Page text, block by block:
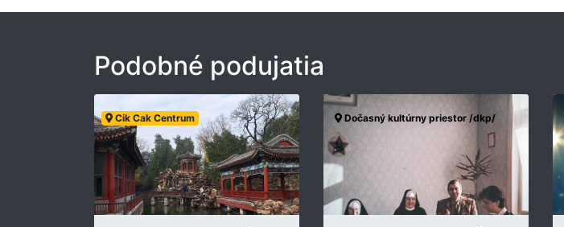
Podobné podujatia
Cik Cak Centrum Dočasný kultúrny priestor /dkp/